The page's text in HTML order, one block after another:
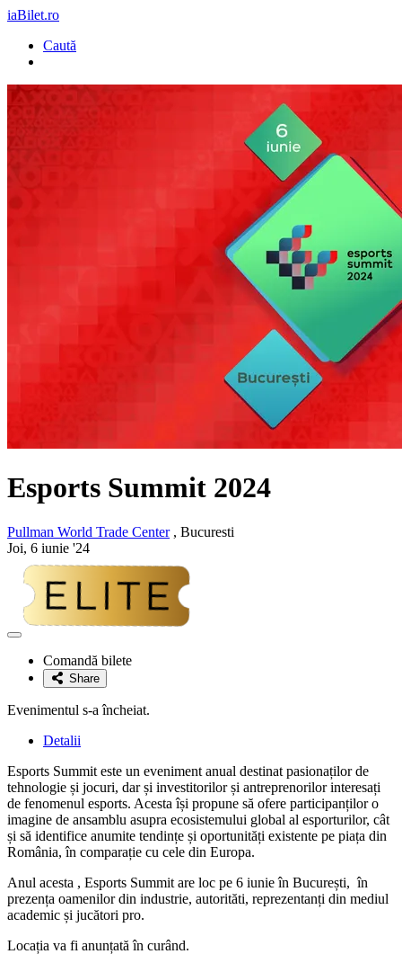
iaBilet.ro
Caută
Esports Summit 2024
Pullman World Trade Center, Bucuresti
Joi, 6 iunie '24
Adaugă
favoriteComandă bilete
Share
Evenimentul s-a încheiat.
Detalii
Esports Summit este un eveniment anual destinat pasionaților de
tehnologie și jocuri, dar și investitorilor și antreprenorilor interesați
de fenomenul esports. Acesta își propune să ofere participanților o
imagine de ansamblu asupra ecosistemului global al esporturilor, cât
și să identifice anumite tendințe și oportunități existente pe piața din
România, în comparație cu cele din Europa.
Anul acesta , Esports Summit are loc pe 6 iunie în București, în
prezența oamenilor din industrie, autorităti, reprezentanți din mediul
academic și jucători pro.
Locația va fi anunțată în curând.